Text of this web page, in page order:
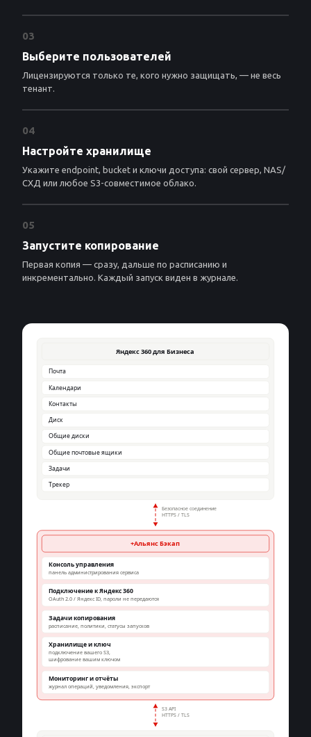
03
Выберите пользователей
Лицензируются только те, кого нужно защищать, — не весь
тенант.
04
Настройте хранилище
Укажите endpoint, bucket и ключи доступа: свой сервер, NAS/
СХД или любое S3-совместимое облако.
05
Запустите копирование
Первая копия — сразу, дальше по расписанию и
инкрементально. Каждый запуск виден в журнале.